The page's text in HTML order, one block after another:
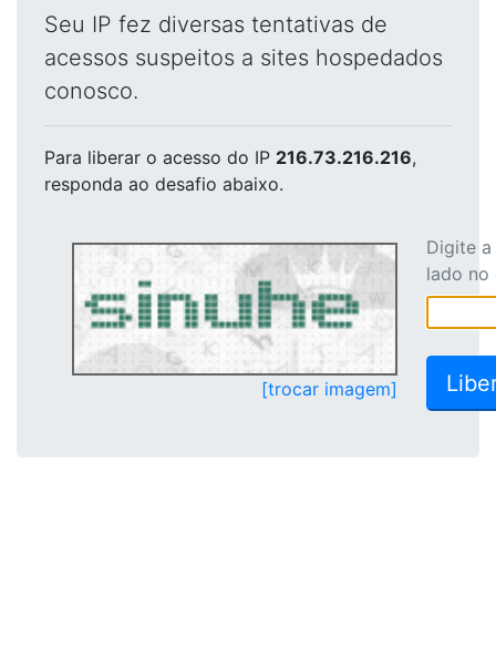
Seu IP fez diversas tentativas de
acessos suspeitos a sites hospedados
conosco.
Para liberar o acesso do IP 216.73.216.216,
responda ao desafio abaixo.
[trocar imagem]
Digite
lado no